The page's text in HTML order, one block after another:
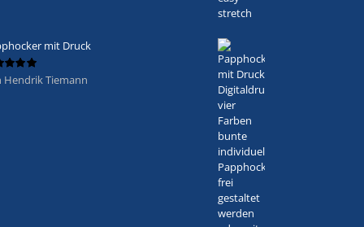
mit Druck
Hendrik Tiemann